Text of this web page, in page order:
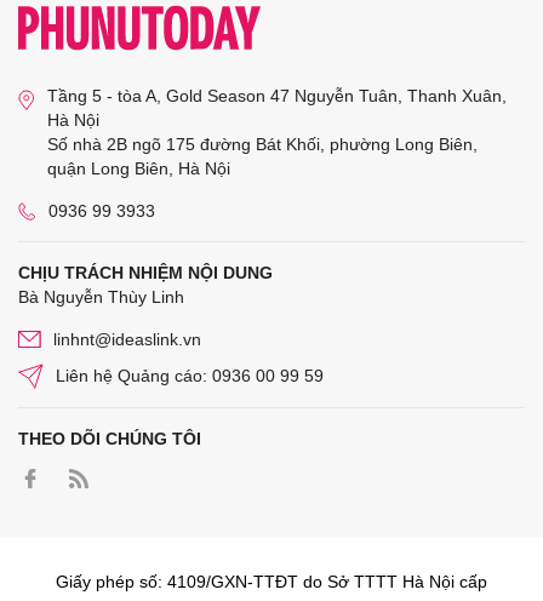
Tầng 5 - tòa A, Gold Season 47 Nguyễn Tuân, Thanh Xuân,
Hà Nội
Số nhà 2B ngõ 175 đường Bát Khối, phường Long Biên,
quận Long Biên, Hà Nội
0936 99 3933
CHỊU TRÁCH NHIỆM NỘI DUNG
Bà Nguyễn Thùy Linh
linhnt@ideaslink.vn
Liên hệ Quảng cáo: 0936 00 99 59
THEO DÕI CHÚNG TÔI
Giấy phép số: 4109/GXN-TTĐT do Sở TTTT Hà Nội cấp